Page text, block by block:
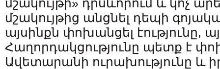
մշակույթի» դրսևորում և կոչ
մշակույթից անցնել դեպի
այսինքն փոխանցել էությունը,
Հաղորդակցությունը պետք է
Ավետարանի ուրախությունը և